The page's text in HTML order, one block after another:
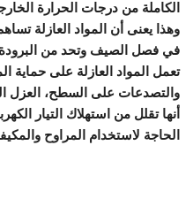
الكاملة من درجات الحرارة
وهذا يعنى أن المواد العازلة
في فصل الصيف وتحد من
تعمل المواد العازلة على حماية
والتصدعات على السطح، العزل
الحاجة لاستخدام المراوح